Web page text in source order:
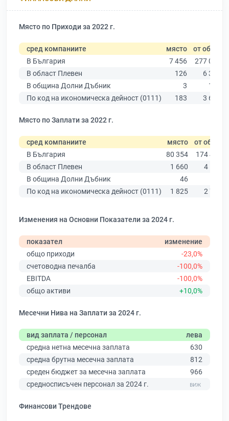
Място по Приходи за 2022 г.
сред компаниите място от общо
В България
7 456
277 019
В област Плевен
126
6 347
В община Долни Дъбник
3
162
По код на икономическа дейност (0111)
183 3 640
Място по Заплати за 2022 г.
сред компаниите място от общо
В България
80 354
174 403
В област Плевен
1 660
4 191
В община Долни Дъбник
46
По код на икономическа дейност (0111)
1 825 2 706
Изменения на Основни Показатели за 2024 г.
показател
изменение
общо приходи
-23,0%
счетоводна печалба
-100,0%
EBITDA
-100,0%
общо активи
+10,0%
Месечни Нива на Заплати за 2024 г.
вид заплата / персонал
лева
средна нетна месечна заплата
630
средна брутна месечна заплата
812
среден бюджет за месечна заплата
966
средносписъчен персонал за 2024 г.
Финансови Трендове